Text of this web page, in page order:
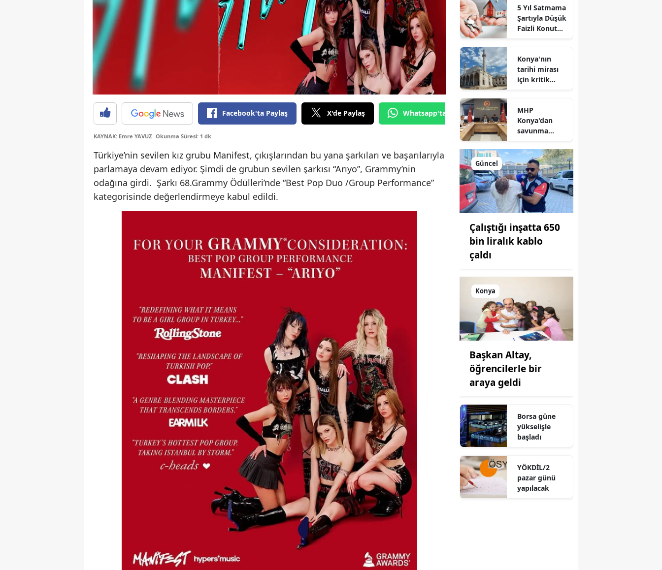
Çanakkale
Çankırı
Çorum
Denizli
Diyarbakır
Elazığ
Erzurum
Eskişehir
Gümüşhane
Hakkari
Mersin
İstanbul
İzmir
Kars
Kastamonu
Kayseri
Kırklareli
Kırşehir
Kocaeli
Konya
Facebook'ta Paylaş X'de Paylaş Whatsapp'tan Gönder
KAYNAK: Emre YAVUZ Okunma Süresi: 1 dk
Türkiye’nin sevilen kız grubu Manifest, çıkışlarından bu yana şarkıları ve başarılarıyla
parlamaya devam ediyor. Şimdi de grubun sevilen şarkısı “Arıyo”, Grammy’nin
odağına girdi. Şarkı 68.Grammy Ödülleri’nde “Best Pop Duo /Group Performance”
kategorisinde değerlendirmeye kabul edildi.
5 Yıl Satmama
Şartıyla Düşük
Faizli Konut
Konya'nın
tarihi mirası
için kritik
açıklandı
MHP
Konya'dan
savunma
yeni hamle: İlk
toplantı
yapıldı!
Güncel
Çalıştığı inşatta 650
bin liralık kablo
çaldı
Konya
Başkan Altay,
öğrencilerle bir
araya geldi
Borsa güne
yükselişle
başladı
YÖKDİL/2
pazar günü
yapılacak